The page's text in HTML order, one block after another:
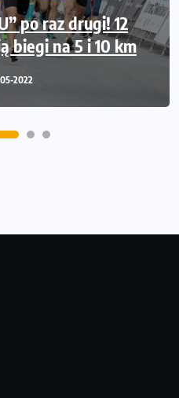
po raz drugi! 12
biegi na 5 i 10 km
05-2022